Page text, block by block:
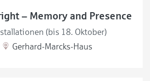
– Memory and Presence
(bis 18. Oktober)
Gerhard-Marcks-Haus